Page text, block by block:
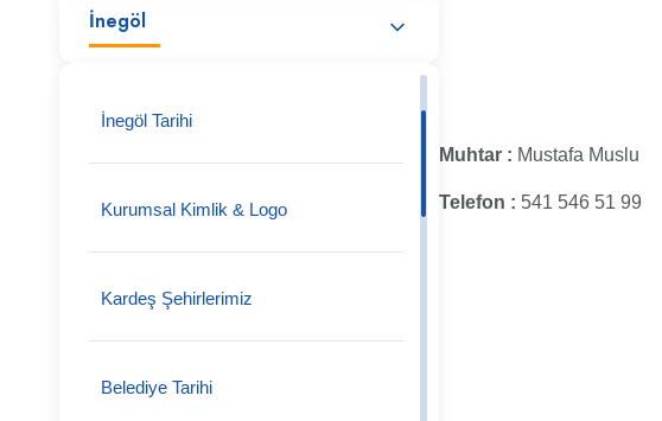
Yeniceköy Mahallesi
Tüfekçikonak Mahallesi
İnegöl
İnegöl Tarihi
Kurumsal Kimlik & Logo
Kardeş Şehirlerimiz
Belediye Tarihi
Muhtar : Mustafa Muslu
Telefon : 541 546 51 99